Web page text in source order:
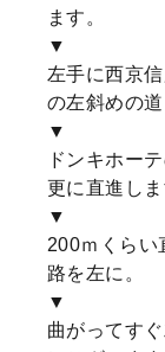
ます。
▼
左手に西京
の左斜めの道
▼
ドンキホー
更に直進しま
▼
200ｍくらい
路を左に。
▼
曲がってす